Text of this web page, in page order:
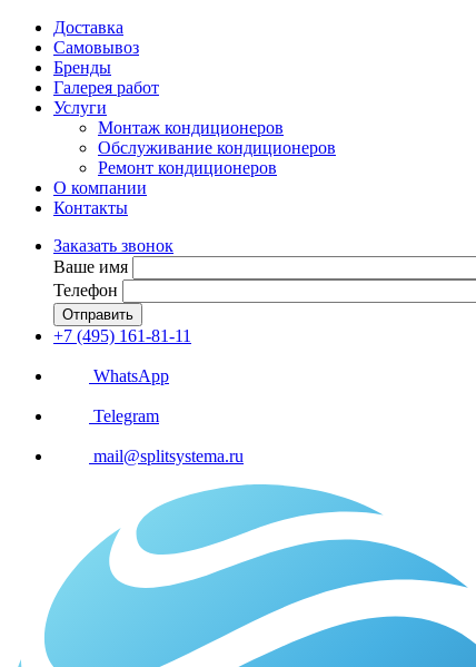
Доставка
Самовывоз
Бренды
Галерея работ
Услуги
Монтаж кондиционеров
Обслуживание кондиционеров
Ремонт кондиционеров
О компании
Контакты
Заказать звонок
Ваше имя
Телефон
Отправить
+7 (495) 161-81-11
WhatsApp
Telegram
mail@splitsystema.ru